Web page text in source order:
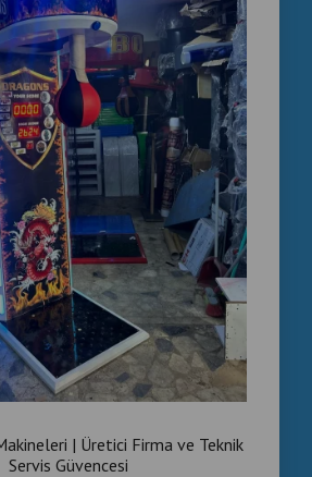
| Üretici Firma ve Teknik
Servis Güvencesi